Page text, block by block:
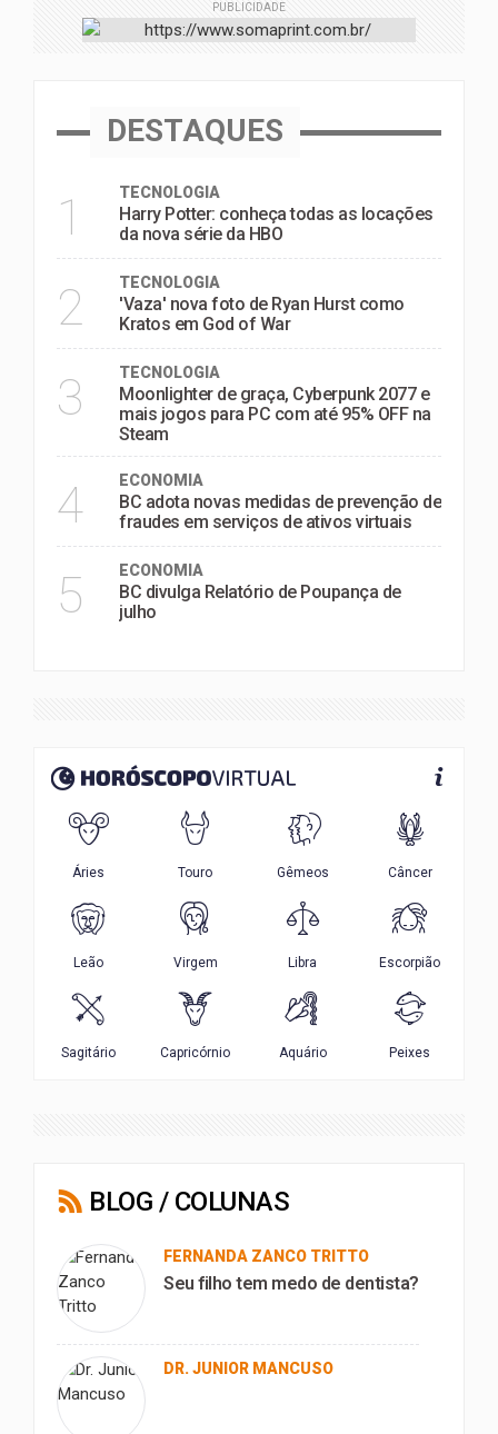
PUBLICIDADE
DESTAQUES
1 TECNOLOGIA
Harry Potter: conheça todas as locações
da nova série da HBO
2 TECNOLOGIA
'Vaza' nova foto de Ryan Hurst como
Kratos em God of War
3 TECNOLOGIA
Moonlighter de graça, Cyberpunk 2077 e
mais jogos para PC com até 95% OFF na
Steam
4 ECONOMIA
BC adota novas medidas de prevenção de
fraudes em serviços de ativos virtuais
5 ECONOMIA
BC divulga Relatório de Poupança de
julho
BLOG / COLUNAS
FERNANDA ZANCO TRITTO
Seu filho tem medo de dentista?
DR. JUNIOR MANCUSO